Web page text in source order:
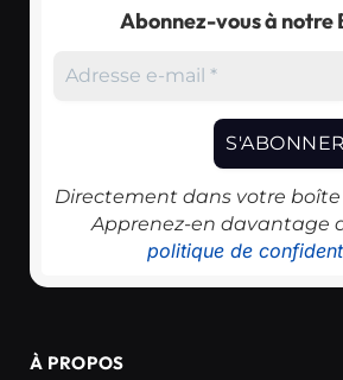
Abonnez-vous à notre
Directement dans votre
Apprenez-en davantage
politique de
À PROPOS